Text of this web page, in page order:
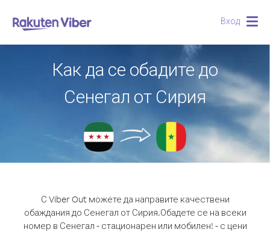
Вход
Как да се обадите до
Сенегал от Сирия
С Viber Out можете да направите качествени
обаждания до Сенегал от Сирия.Обадете се на всеки
номер в Сенегал - стационарен или мобилен! - с цени